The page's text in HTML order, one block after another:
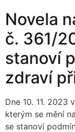
Novela
č. 361/
stanoví
zdraví
Dne 10. 11. 2023
kterým se mění
se stanoví